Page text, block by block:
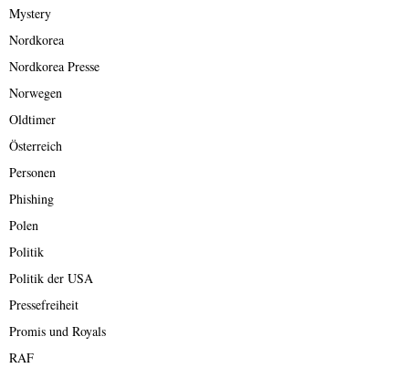
Mystery
Nordkorea
Nordkorea Presse
Norwegen
Oldtimer
Österreich
Personen
Phishing
Polen
Politik
Politik der USA
Pressefreiheit
Promis und Royals
RAF